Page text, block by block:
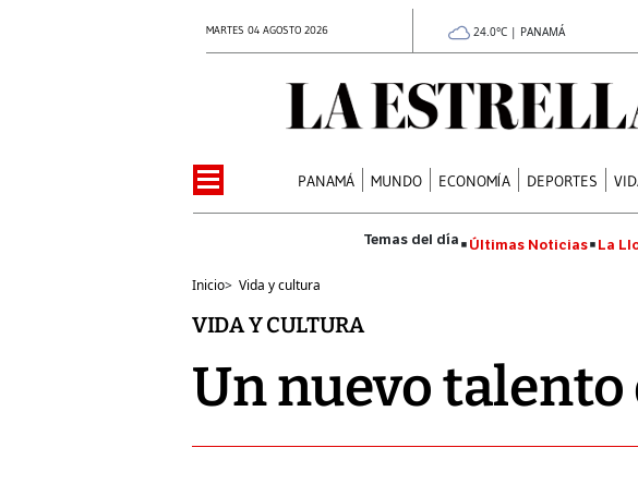
MARTES 04 AGOSTO 2026 24.0°C | PANAMÁ
PANAMÁ MUNDO ECONOMÍA DEPORTES
Últimas Noticias La
Inicio> Vida y cultura
VIDA Y CULTURA
Un nuevo